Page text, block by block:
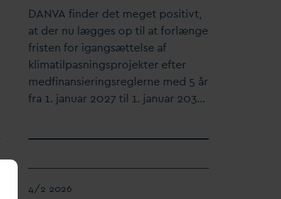
DANVA finder det meget positivt,
at der nu lægges op til at forlænge
fristen for igangsættelse af
klimatilpasningsprojekter efter
medfinansieringsreglerne med 5 år
fra 1. januar 2027 til 1. januar 203…
4/2 2026